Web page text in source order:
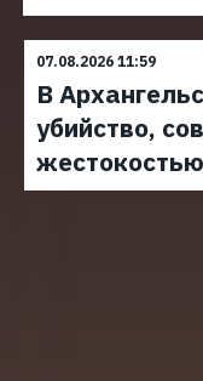
07.08.2026 11:59
В
убийство,
жестокостью